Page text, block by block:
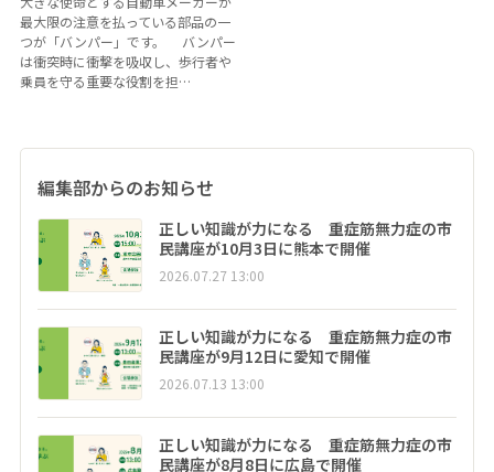
最大限の注意を払っている部品の一
つが「バンパー」です。 バンパー
は衝突時に衝撃を吸収し、歩行者や
乗員を守る重要な役割を担…
編集部からのお知らせ
正しい知識が力になる 重症筋無力症の市
民講座が10月3日に熊本で開催
2026.07.27 13:00
正しい知識が力になる 重症筋無力症の市
民講座が9月12日に愛知で開催
2026.07.13 13:00
正しい知識が力になる 重症筋無力症の市
民講座が8月8日に広島で開催